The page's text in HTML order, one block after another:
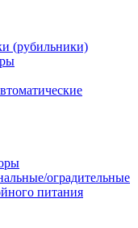
(рубильники)
оградительные
питания